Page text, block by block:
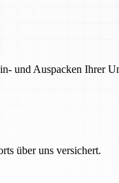
und Auspacken Ihrer
über uns versichert.